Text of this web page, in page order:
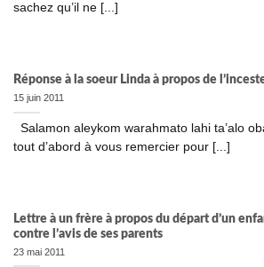
sachez qu’il ne [...]
Réponse à la soeur Linda à propos de
15 juin 2011
Salamon aleykom warahmato lahi ta’alo
tout d’abord à vous remercier pour [...]
Lettre à un frère à propos du départ d’un
contre l’avis de ses parents
23 mai 2011